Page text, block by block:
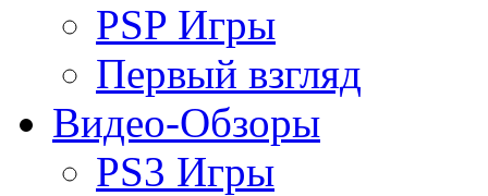
PSP Игры
Первый взгляд
Видео-Обзоры
PS3 Игры